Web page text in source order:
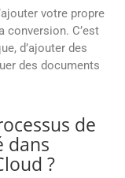
votre propre
conversion. C’est
d’ajouter des
des documents
de
dans
?